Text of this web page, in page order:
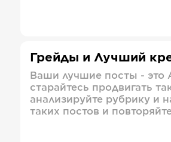
Грейды и Лучший
Ваши лучшие посты - это
старайтесь продвигать
анализируйте рубрику и
таких постов и